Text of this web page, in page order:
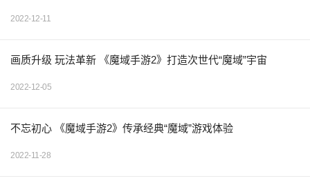
2022-12-11
画质升级 玩法革新 《魔域手游2》打造次世代“魔域”宇宙
2022-12-05
不忘初心 《魔域手游2》传承经典“魔域”游戏体验
2022-11-28